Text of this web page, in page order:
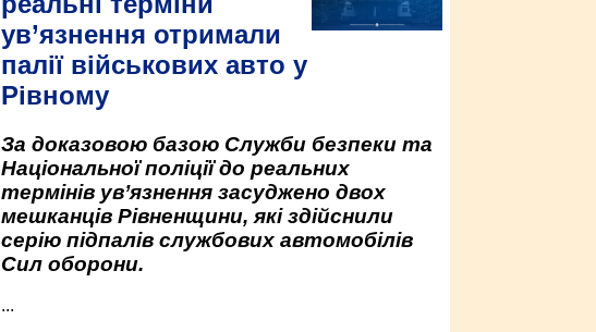
ув’язнення отримали
палії військових авто у
Рівному
За доказовою базою Служби безпеки та
Національної поліції до реальних
термінів ув’язнення засуджено двох
мешканців Рівненщини, які здійснили
серію підпалів службових автомобілів
Сил оборони.
...